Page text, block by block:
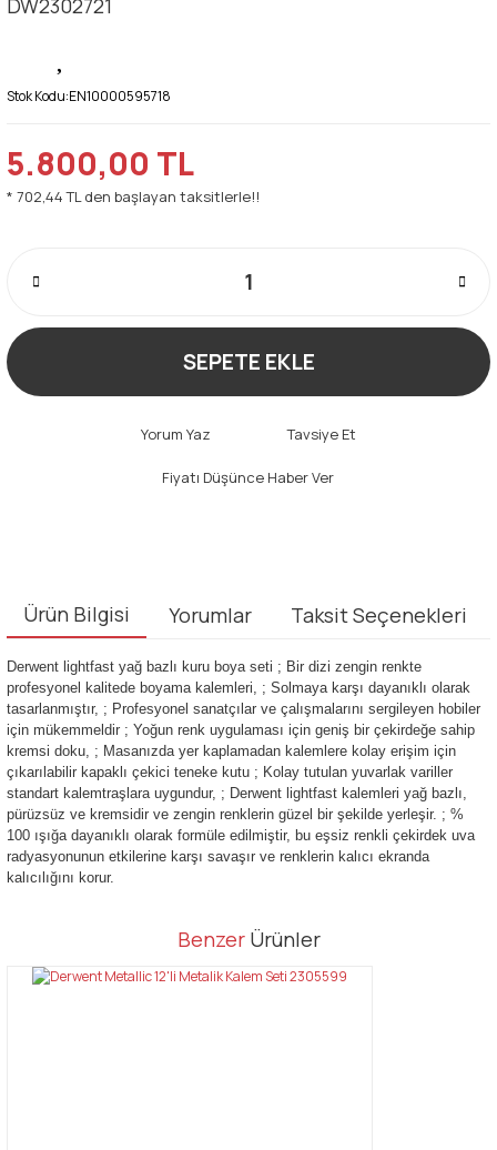
Stok Kodu:EN10000595718
5.800,00 TL
* 702,44 TL den başlayan taksitlerle!!
SEPETE EKLE
Yorum Yaz Tavsiye Et
Fiyatı Düşünce Haber Ver
Ürün Bilgisi Yorumlar Taksit Seçenekleri
Derwent lightfast yağ bazlı kuru boya seti ; Bir dizi zengin renkte
profesyonel kalitede boyama kalemleri, ; Solmaya karşı dayanıklı olarak
tasarlanmıştır, ; Profesyonel sanatçılar ve çalışmalarını sergileyen hobiler
için mükemmeldir ; Yoğun renk uygulaması için geniş bir çekirdeğe sahip
kremsi doku, ; Masanızda yer kaplamadan kalemlere kolay erişim için
çıkarılabilir kapaklı çekici teneke kutu ; Kolay tutulan yuvarlak variller
standart kalemtraşlara uygundur, ; Derwent lightfast kalemleri yağ bazlı,
pürüzsüz ve kremsidir ve zengin renklerin güzel bir şekilde yerleşir. ; %
100 ışığa dayanıklı olarak formüle edilmiştir, bu eşsiz renkli çekirdek uva
radyasyonunun etkilerine karşı savaşır ve renklerin kalıcı ekranda
kalıcılığını korur.
Bu ürüne ilk yorumu siz yapın!
Bu ürünün fiyat bilgisi, resim, ürün açıklamalarında ve diğer
tarafımıza iletebilirsiniz.
Benzer Ürünler